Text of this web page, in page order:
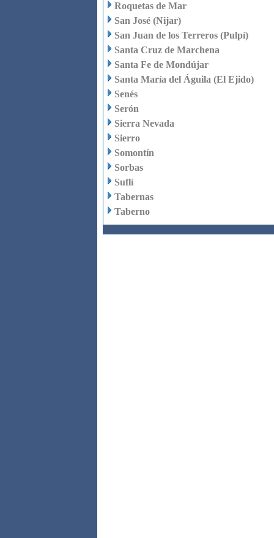
Roquetas de Mar
San José (Nijar)
San Juan de los Terreros (Pulpí)
Santa Cruz de Marchena
Santa Fe de Mondújar
Santa María del Águila (El Ejido)
Senés
Serón
Sierra Nevada
Sierro
Somontín
Sorbas
Suflí
Tabernas
Taberno